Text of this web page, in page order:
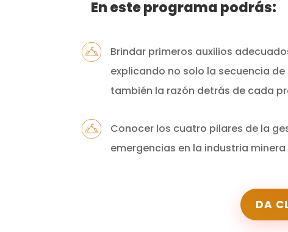
En este programa podrás:
Brindar primeros auxilios
explicando no solo la secuencia de
también la razón detrás de cada
Conocer los cuatro pilares de la
emergencias en la industria minera
DA